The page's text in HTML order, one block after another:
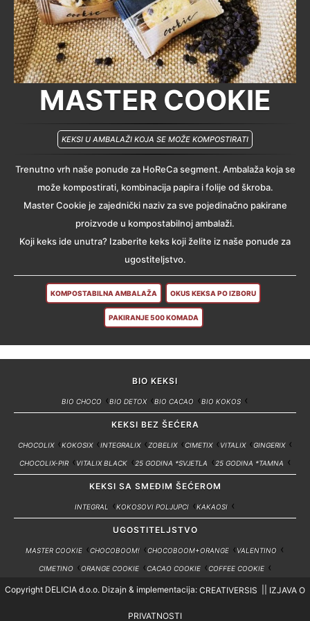
MASTER COOKIE
KEKSI U AMBALAŽI KOJA SE MOŽE KOMPOSTIRATI
Trenutno vrh naše ponude za HoReCa segment. Ambalaža koja se
može kompostirati, kombinacija papira i folije od škroba.
Master Cookie je zajednički naziv za sve pojedinačno pakirane
proizvode u kompostabilnoj ambalaži.
Koji keks ide unutra? Izaberite keks koji želite iz naše ponude za
ugostiteljstvo.
KOMPOSTABILNA AMBALAŽA OKUS KEKSA PO IZBORU
PAKIRANJE 500 KOMADA
BIO KEKSI
BIO CHOCO BIO DETOX BIO CACAO BIO KOKOS
KEKSI BEZ ŠEĆERA
CHOCOLIX KOKOSIX INTEGRALIX ZOBELIX CIMETIX VITALIX GINGERIX
CHOCOLIX-PIR VITALIX BLACK 25 GODINA *SVJETLA 25 GODINA *TAMNA
KEKSI SA SMEĐIM ŠEĆEROM
INTEGRAL KOKOSOVI POLJUPCI KAKAOSI
UGOSTITELJSTVO
MASTER COOKIE CHOCOBOOM! CHOCOBOOM+ORANGE VALENTINO
CIMETINO ORANGE COOKIE CACAO COOKIE COFFEE COOKIE
WELCOME KUTIJICA
Copyright DELICIA d.o.o. Dizajn & implementacija: CREATIVERSIS IZJAVA O
PRIVATNOSTI